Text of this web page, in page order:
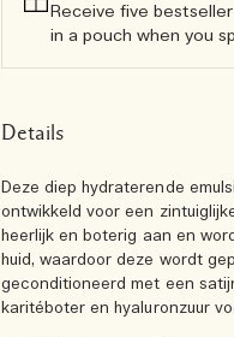
Receive five
in a pouch when you
Details
Deze diep hydraterende
ontwikkeld voor een
heerlijk en boterig aan en
huid, waardoor deze wordt
geconditioneerd met een
karitéboter en hyaluronzuur